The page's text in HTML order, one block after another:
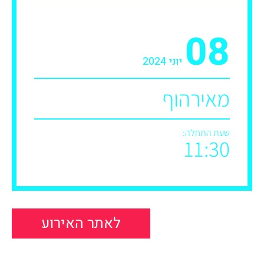
08 יוני 2024
מאירהוף
שעת התחלה:
11:30
לאתר האירוע